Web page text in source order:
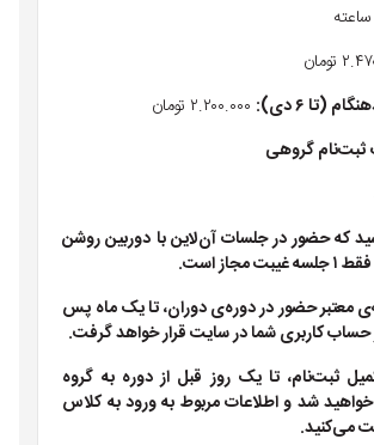
(تا ۶ دی):
ثبت‌نام گروهی
که حضور در جلسات آن‌لاین با دوربین روشن
است.
معتبر حضور در دوره‌ی دوران، تا یک ماه پس
حساب کاربری شما در سایت قرار خواهد گرفت.
ثبت‌نام، تا یک روز قبل از دوره به گروه
خواهید شد و اطلاعات مربوط به ورود به کلاس
می‌کنید.